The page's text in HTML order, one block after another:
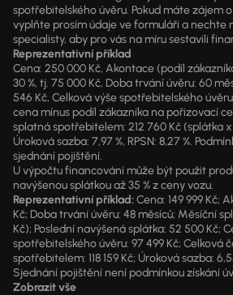
spotřebitelského úvěru. Pokud máte zájem
vyplňte prosím údaje ve formuláři a nechte
specialisty, aby pro vás na míru sestavili
Reprezentativní příklad
Cena: 250 000 Kč, Akontace (podíl
30 %, tj. 75 000 Kč, Doba trvání úvěru: 60
546 Kč, Celková výše spotřebitelského
cena mínus podíl zákazníka na pořizovací
splatná spotřebitelem: 212 760 Kč (splátka
Úroková sazba: 7,97 %, RPSN: 8,27 %.
sjednání pojištění.
U výpočtu financování může být použit
navýšenou splátkou až 35 % z ceny vozu.
Reprezentativní příklad:Cena: 149 999 Kč;
Kč; Doba trvání úvěru: 48 měsíců; Měsíční
Kč); Poslední navýšená splátka: 52 500 Kč;
spotřebitelského úvěru: 97 499 Kč; Celková
spotřebitelem: 118 159 Kč; Úroková sazba:
Sjednání pojištění není podmínkou získání
Zobrazit vše